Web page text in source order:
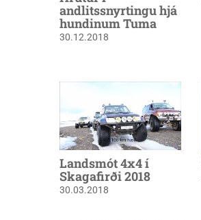
andlitssnyrtingu hjá
hundinum Tuma
30.12.2018
Landsmót 4x4 í
Skagafirði 2018
30.03.2018